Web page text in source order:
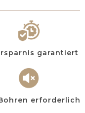
garantiert
Bohren erforderlich